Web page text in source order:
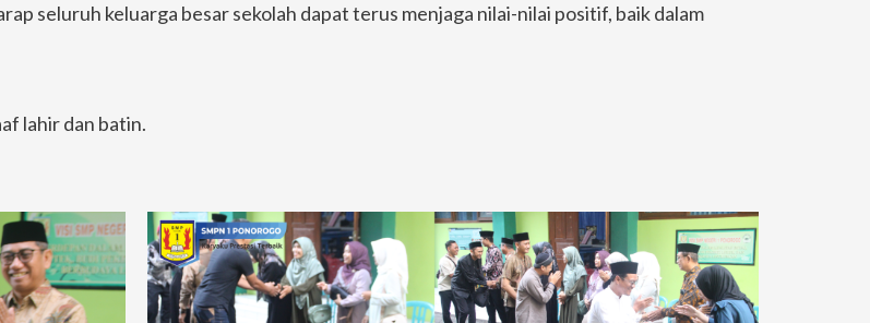
seluruh keluarga besar sekolah dapat terus menjaga nilai-nilai positif, baik dalam
lahir dan batin.